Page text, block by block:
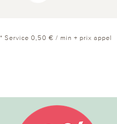
* Service 0,50 € / min + prix appel